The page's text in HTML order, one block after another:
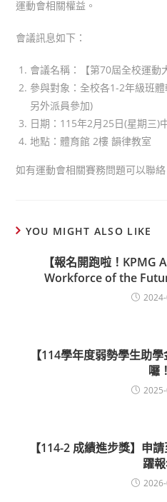
運動會相關權益。
會議訊息如下：
會議名稱：【第70屆全校運動
參與對象：全校各1-2年級班
另外派員參加)
日期：115年2月25日(星期三)
地點：體育館 2樓 韻律教室
如有運動會相關賽務問題可以聯
YOU MIGHT ALSO LIKE
【報名開跑啦！KPMG
Workforce of the
【114學年度弱勢學生助
囉！
【114-2 成績進步獎】申
躍